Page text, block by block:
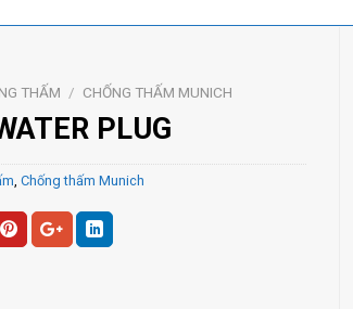
THẤM / CHỐNG THẤM MUNICH
PLUG
, Chống thấm Munich